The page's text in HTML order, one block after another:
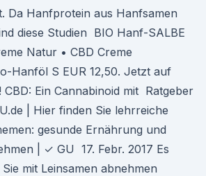
Da Hanfprotein aus Hanfsamen
diese Studien BIO Hanf-SALBE
Natur • CBD Creme
Hanföl S EUR 12,50. Jetzt auf
Ein Cannabinoid mit Ratgeber
| Hier finden Sie lehrreiche
gesunde Ernährung und
| ✓ GU 17. Febr. 2017 Es
mit Leinsamen abnehmen